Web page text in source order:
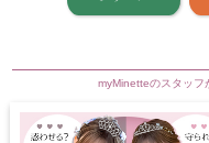
myMinetteのスタッ